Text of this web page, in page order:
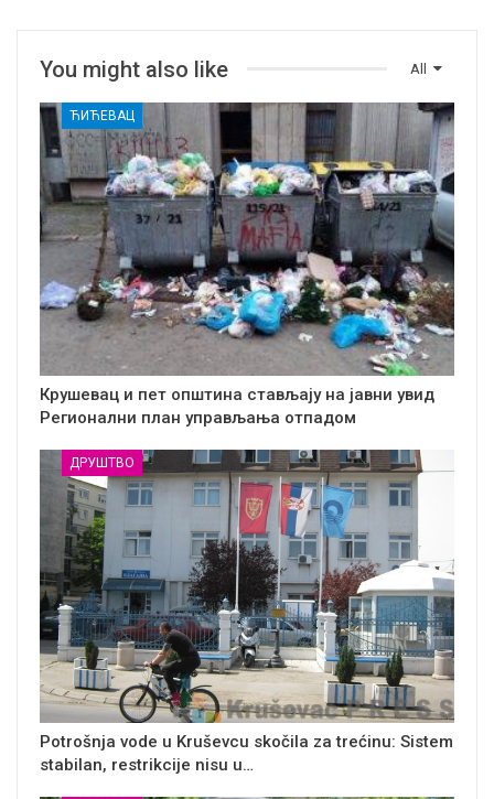
All
You might also like
ЋИЋЕВАЦ
Крушевац и пет општина стављају на јавни увид
Регионални план управљања отпадом
ДРУШТВО
Potrošnja vode u Kruševcu skočila za trećinu: Sistem
stabilan, restrikcije nisu u…